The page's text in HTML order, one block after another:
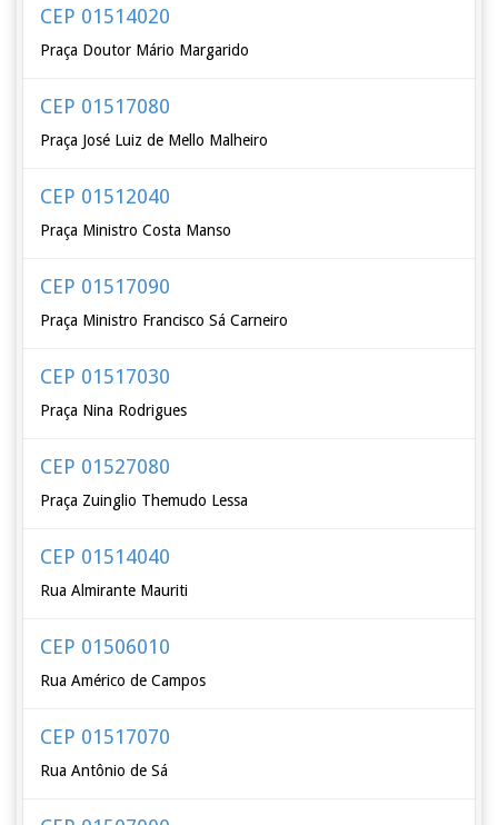
CEP 01514020
Praça Doutor Mário Margarido
CEP 01517080
Praça José Luiz de Mello Malheiro
CEP 01512040
Praça Ministro Costa Manso
CEP 01517090
Praça Ministro Francisco Sá Carneiro
CEP 01517030
Praça Nina Rodrigues
CEP 01527080
Praça Zuinglio Themudo Lessa
CEP 01514040
Rua Almirante Mauriti
CEP 01506010
Rua Américo de Campos
CEP 01517070
Rua Antônio de Sá